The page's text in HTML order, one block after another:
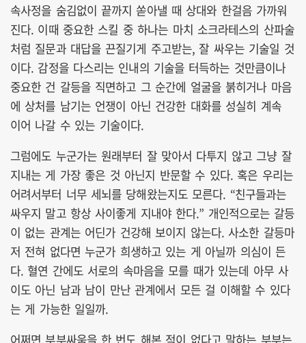
속사정을 숨김없이 끝까지 쏟아낼 때 상대와 한걸음 가까워
진다. 이때 중요한 스킬 중 하나는 마치 소크라테스의 산파술
처럼 질문과 대답을 끈질기게 주고받는, 잘 싸우는 기술일 것
이다. 감정을 다스리는 인내의 기술을 터득하는 것만큼이나
중요한 건 갈등을 직면하고 그 순간에 얼굴을 붉히거나 마음
에 상처를 남기는 언쟁이 아닌 건강한 대화를 성실히 계속
이어 나갈 수 있는 기술이다.
그럼에도 누군가는 원래부터 잘 맞아서 다투지 않고 그냥 잘
지내는 게 가장 좋은 것 아닌지 반문할 수 있다. 혹은 우리는
어려서부터 너무 세뇌를 당해왔는지도 모른다. “친구들과는
싸우지 말고 항상 사이좋게 지내야 한다.” 개인적으로는 갈등
이 없는 관계는 어딘가 건강해 보이지 않는다. 사소한 갈등마
저 전혀 없다면 누군가 희생하고 있는 게 아닐까 의심이 든
다. 혈연 간에도 서로의 속마음을 모를 때가 있는데 아무 사
이도 아닌 남과 남이 만난 관계에서 모든 걸 이해할 수 있다
는 게 가능한 일일까.
어쩌면 부부싸움을 한 번도 해본 적이 없다고 말하는 부부는